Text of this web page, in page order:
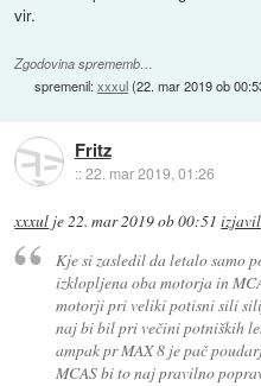
vir.
Zgodovina sprememb…
spremenil:xxxul(22. mar 2019 ob
Fritz
::22. mar 2019, 01:26
xxxul je22. mar 2019 ob 00:51 izjavil
Kje si zasledil da letalo samo
izklopljena oba motorja in
motorji pri veliki potisni sili
naj bi bil pri večini potniških
ampak pr MAX 8 je pač
MCAS bi to naj pravilno